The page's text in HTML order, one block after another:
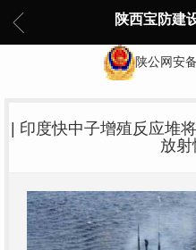
陕西宝防建
陕公网安
| 印度快中子增殖反应堆
放